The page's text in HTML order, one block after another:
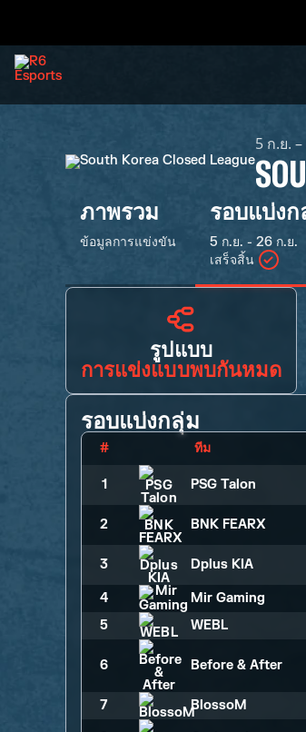
5 ก.ย.
ภาพรวม
ข้อมูลการแข่งขัน
รอบแบ่ง
5 ก.ย. - 26 ก.ย.
เสร็จสิ้น
รูปแบบ
การแข่งแบบพบกันหมด
รอบแบ่งกลุ่ม
# ทีม
1
PSG Talon
2 BNK FEARX
3 Dplus KIA
4 Mir Gaming
5
WEBL
6 Before & After
7 BlossoM